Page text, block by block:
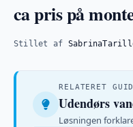
ca pris på
Stillet af
RELATERET
Udendørs
Løsningen